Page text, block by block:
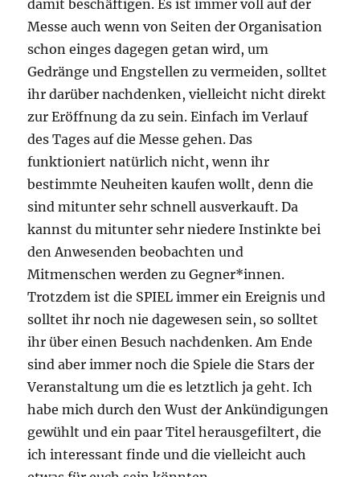
damit beschäftigen. Es ist immer voll auf der
Messe auch wenn von Seiten der Organisation
schon einges dagegen getan wird, um
Gedränge und Engstellen zu vermeiden, solltet
ihr darüber nachdenken, vielleicht nicht direkt
zur Eröffnung da zu sein. Einfach im Verlauf
des Tages auf die Messe gehen. Das
funktioniert natürlich nicht, wenn ihr
bestimmte Neuheiten kaufen wollt, denn die
sind mitunter sehr schnell ausverkauft. Da
kannst du mitunter sehr niedere Instinkte bei
den Anwesenden beobachten und
Mitmenschen werden zu Gegner*innen.
Trotzdem ist die SPIEL immer ein Ereignis und
solltet ihr noch nie dagewesen sein, so solltet
ihr über einen Besuch nachdenken. Am Ende
sind aber immer noch die Spiele die Stars der
Veranstaltung um die es letztlich ja geht. Ich
habe mich durch den Wust der Ankündigungen
gewühlt und ein paar Titel herausgefiltert, die
ich interessant finde und die vielleicht auch